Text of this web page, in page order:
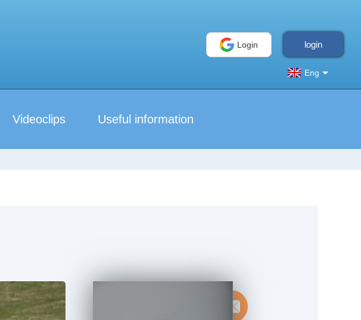
Login login
Eng
Videoclips Useful information